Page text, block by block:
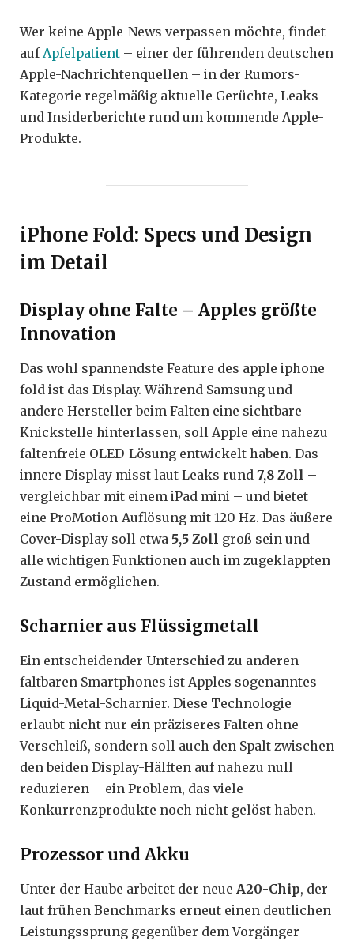
Wer keine Apple-News verpassen möchte, findet
aufApfelpatient – einer der führenden deutschen
Apple-Nachrichtenquellen – in der Rumors-
Kategorie regelmäßig aktuelle Gerüchte, Leaks
und Insiderberichte rund um kommende Apple-
Produkte.
iPhone Fold: Specs und Design
im Detail
Display ohne Falte – Apples größte
Innovation
Das wohl spannendste Feature des apple iphone
fold ist das Display. Während Samsung und
andere Hersteller beim Falten eine sichtbare
Knickstelle hinterlassen, soll Apple eine nahezu
faltenfreie OLED-Lösung entwickelt haben. Das
innere Display misst laut Leaks rund 7,8 Zoll –
vergleichbar mit einem iPad mini – und bietet
eine ProMotion-Auflösung mit 120 Hz. Das äußere
Cover-Display soll etwa 5,5 Zoll groß sein und
alle wichtigen Funktionen auch im zugeklappten
Zustand ermöglichen.
Scharnier aus Flüssigmetall
Ein entscheidender Unterschied zu anderen
faltbaren Smartphones ist Apples sogenanntes
Liquid-Metal-Scharnier. Diese Technologie
erlaubt nicht nur ein präziseres Falten ohne
Verschleiß, sondern soll auch den Spalt zwischen
den beiden Display-Hälften auf nahezu null
reduzieren – ein Problem, das viele
Konkurrenzprodukte noch nicht gelöst haben.
Prozessor und Akku
Unter der Haube arbeitet der neue A20-Chip, der
laut frühen Benchmarks erneut einen deutlichen
Leistungssprung gegenüber dem Vorgänger